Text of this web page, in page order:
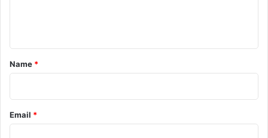
*
Name *
Email *